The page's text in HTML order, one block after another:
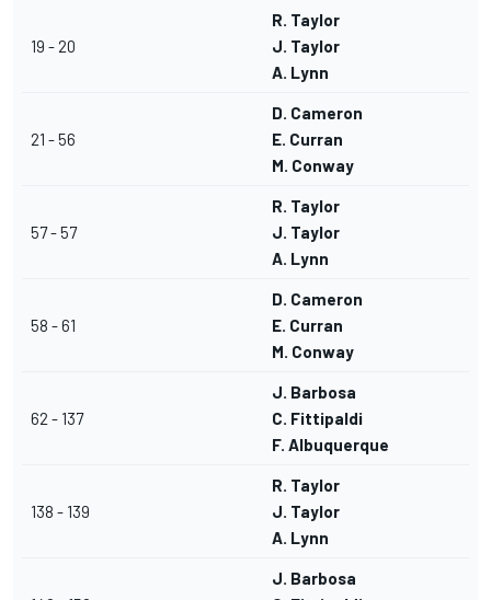
19 - 20
R. Taylor
J. Taylor
A. Lynn
21 - 56
D. Cameron
E. Curran
M. Conway
57 - 57
R. Taylor
J. Taylor
A. Lynn
58 - 61
D. Cameron
E. Curran
M. Conway
62 - 137
J. Barbosa
C. Fittipaldi
F. Albuquerque
138 - 139
R. Taylor
J. Taylor
A. Lynn
J. Barbosa